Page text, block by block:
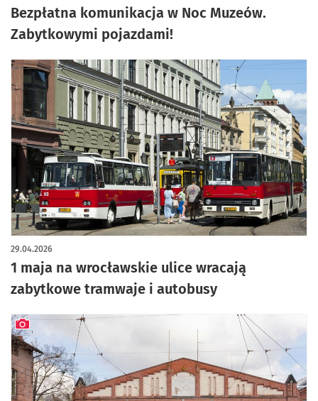
Bezpłatna komunikacja w Noc Muzeów.
Zabytkowymi pojazdami!
1 maja na wrocławskie ulice wracają
zabytkowe tramwaje i autobusy
29.04.2026